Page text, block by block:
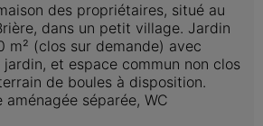
des propriétaires, situé au
dans un petit village. Jardin
m² (clos sur demande) avec
et espace commun non clos
de boules à disposition.
aménagée séparée, WC